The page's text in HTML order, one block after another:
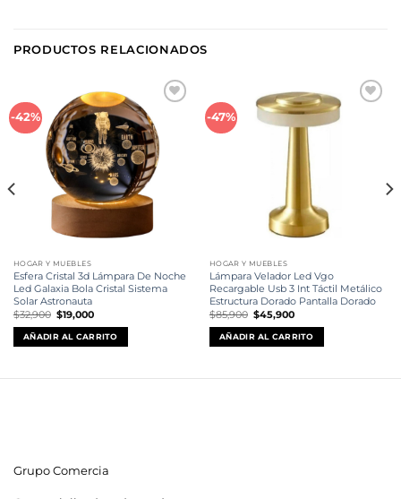
PRODUCTOS RELACIONADOS
-42%
lista de
deseos
HOGAR Y MUEBLES
Esfera Cristal 3d Lámpara De Noche
Led Galaxia Bola Cristal Sistema
Solar Astronauta
$32,900 El
precio
original
era:
$32,900.
$19,000El
actual
es:
$19,000.
AÑADIR AL CARRITO
-47%
HOGAR Y MUEBLES
Lámpara Velador Led Vgo
Recargable Usb 3 Int Táctil Metálico
Estructura Dorado Pantalla Dorado
$85,900 El
precio
original
era:
$85,900.
$45,900El
actual
es:
$45,900.
AÑADIR AL CARRITO
Grupo Comercia